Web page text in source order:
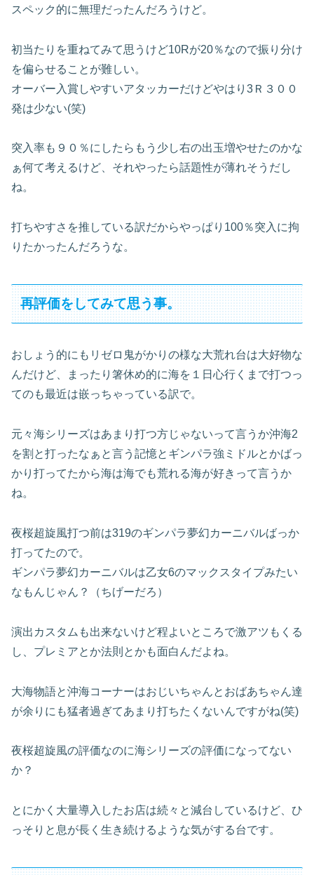
スペック的に無理だったんだろうけど。
初当たりを重ねてみて思うけど10Rが20％なので振り分け
を偏らせることが難しい。
オーバー入賞しやすいアタッカーだけどやはり3Ｒ３００
発は少ない(笑)
突入率も９０％にしたらもう少し右の出玉増やせたのかな
ぁ何て考えるけど、それやったら話題性が薄れそうだし
ね。
打ちやすさを推している訳だからやっぱり100％突入に拘
りたかったんだろうな。
再評価をしてみて思う事。
おしょう的にもリゼロ鬼がかりの様な大荒れ台は大好物な
んだけど、まったり箸休め的に海を１日心行くまで打つっ
てのも最近は嵌っちゃっている訳で。
元々海シリーズはあまり打つ方じゃないって言うか沖海2
を割と打ったなぁと言う記憶とギンパラ強ミドルとかばっ
かり打ってたから海は海でも荒れる海が好きって言うか
ね。
夜桜超旋風打つ前は319のギンパラ夢幻カーニバルばっか
打ってたので。
ギンパラ夢幻カーニバルは乙女6のマックスタイプみたい
なもんじゃん？（ちげーだろ）
演出カスタムも出来ないけど程よいところで激アツもくる
し、プレミアとか法則とかも面白んだよね。
大海物語と沖海コーナーはおじいちゃんとおばあちゃん達
が余りにも猛者過ぎてあまり打ちたくないんですがね(笑)
夜桜超旋風の評価なのに海シリーズの評価になってない
か？
とにかく大量導入したお店は続々と減台しているけど、ひ
っそりと息が長く生き続けるような気がする台です。